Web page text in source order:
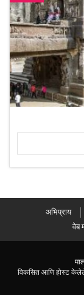
अभिप्राय
वेब
विकसित आणि होस्ट